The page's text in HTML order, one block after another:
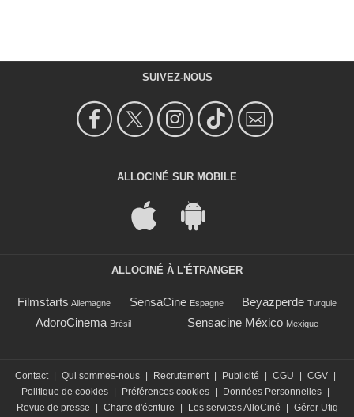
SUIVEZ-NOUS
ALLOCINÉ SUR MOBILE
ALLOCINÉ À L'ÉTRANGER
Filmstarts Allemagne SensaCine Espagne Beyazperde Turquie
AdoroCinema Brésil Sensacine México Mexique
Contact | Qui sommes-nous | Recrutement | Publicité | CGU | CGV |
Politique de cookies | Préférences cookies | Données Personnelles |
Revue de presse
| Charte d'écriture | Les services AlloCiné | Gérer Utiq